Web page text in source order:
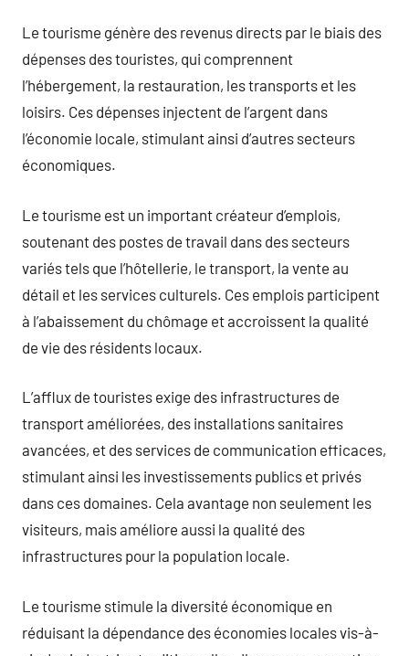
Le tourisme génère des revenus directs par le biais des
dépenses des touristes, qui comprennent
l’hébergement, la restauration, les transports et les
loisirs. Ces dépenses injectent de l’argent dans
l’économie locale, stimulant ainsi d’autres secteurs
économiques.
Le tourisme est un important créateur d’emplois,
soutenant des postes de travail dans des secteurs
variés tels que l’hôtellerie, le transport, la vente au
détail et les services culturels. Ces emplois participent
à l’abaissement du chômage et accroissent la qualité
de vie des résidents locaux.
L’afflux de touristes exige des infrastructures de
transport améliorées, des installations sanitaires
avancées, et des services de communication efficaces,
stimulant ainsi les investissements publics et privés
dans ces domaines. Cela avantage non seulement les
visiteurs, mais améliore aussi la qualité des
infrastructures pour la population locale.
Le tourisme stimule la diversité économique en
réduisant la dépendance des économies locales vis-à-